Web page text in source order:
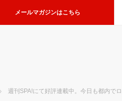
メールマガジンはこちら
週刊SPA!にて好評連載中。今日も都内でロ